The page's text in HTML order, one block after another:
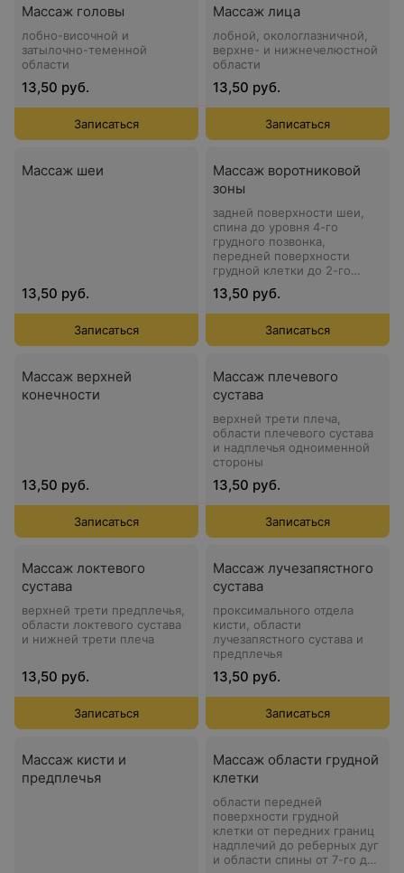
Массаж головы
лобно-височной и
затылочно-теменной
области
13,50 руб.
Записаться
Массаж лица
лобной, окологлазничной,
верхне- и нижнечелюстной
области
13,50 руб.
Записаться
Массаж шеи
13,50 руб.
Записаться
Массаж воротниковой
зоны
задней поверхности шеи,
спина до уровня 4-го
грудного позвонка,
передней поверхности
грудной клетки до 2-го
13,50 руб.
Записаться
Массаж верхней
конечности
13,50 руб.
Записаться
Массаж плечевого
сустава
верхней трети плеча,
области плечевого сустава
и надплечья одноименной
стороны
13,50 руб.
Записаться
Массаж локтевого
сустава
верхней трети предплечья,
области локтевого сустава
и нижней трети плеча
13,50 руб.
Записаться
Массаж лучезапястного
сустава
проксимального отдела
кисти, области
лучезапястного сустава и
предплечья
13,50 руб.
Записаться
Массаж кисти и
предплечья
Массаж области грудной
клетки
области передней
поверхности грудной
клетки от передних границ
надплечий до реберных дуг
и области спины от 7-го до